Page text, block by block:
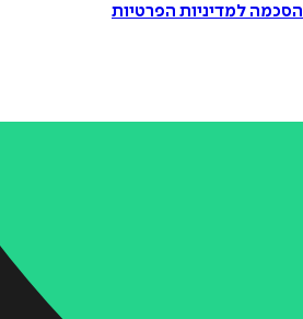
הסכמה למדיניות הפרטיות